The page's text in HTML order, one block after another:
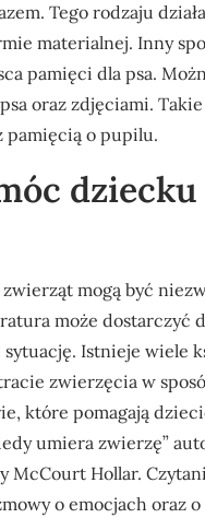
Tego rodzaju
materialnej. Inny
pamięci dla psa.
oraz zdjęciami.
pamięcią o pupilu.
mogą być
może
Istnieje wiele
zwierzęcia w
które pomagają
umiera zwierzę”
McCourt Hollar.
o emocjach oraz